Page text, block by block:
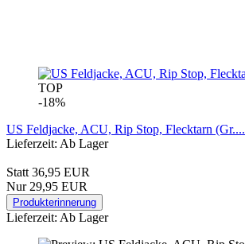
TOP
-18%
US Feldjacke, ACU, Rip Stop, Flecktarn (Gr....
Lieferzeit: Ab Lager
Statt 36,95 EUR
Nur 29,95 EUR
Produkterinnerung
Lieferzeit: Ab Lager